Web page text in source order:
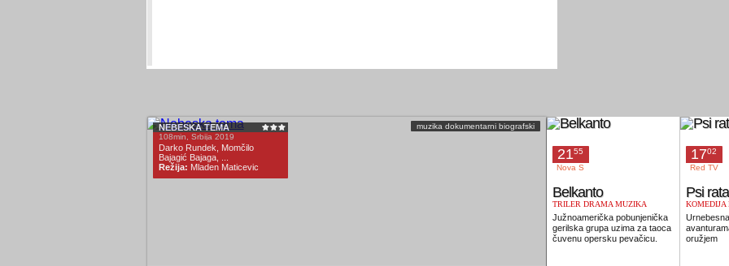
muzika dokumentarni biografski
NEBESKA TEMA
108min, Srbija 2019
Darko Rundek, Momčilo
Bajagić Bajaga, ...
Režija: Mladen Maticevic
2155
Nova S
Belkanto
TRILER DRAMA MUZIKA
ROMANTIKA
Južnoamerička pobunjenička
gerilska grupa uzima za taoca
čuvenu opersku pevačicu.
1702
Red TV
Psi rata
KOMEDIJA
oružjem